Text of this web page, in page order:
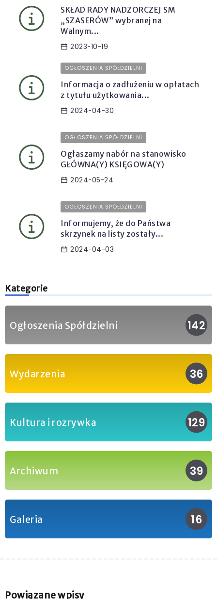
SKŁAD RADY NADZORCZEJ SM
„SZASERÓW” wybranej na
Walnym...
2023-10-19
OGŁOSZENIA SPÓŁDZIELNI
Informacja o zadłużeniu w opłatach
z tytułu użytkowania...
2024-04-30
OGŁOSZENIA SPÓŁDZIELNI
Ogłaszamy nabór na stanowisko
GŁÓWNA(Y) KSIĘGOWA(Y)
2024-05-24
OGŁOSZENIA SPÓŁDZIELNI
Informujemy, że do Państwa
skrzynek na listy zostały...
2024-04-03
Kategorie
Ogłoszenia Spółdzielni 142
Wydarzenia 36
Kultura i rozrywka 129
Archiwum 39
Galeria 16
Powiązane wpisy